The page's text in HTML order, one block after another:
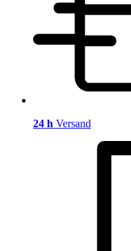
24 h Versand